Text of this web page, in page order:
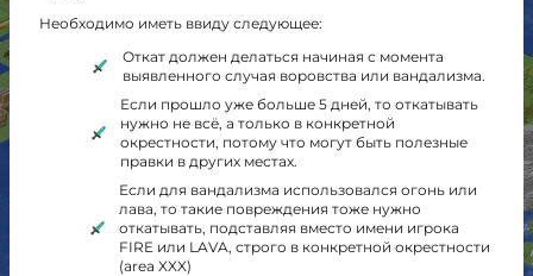
Необходимо иметь ввиду следующее:
Откат должен делаться начиная с момента
выявленного случая воровства или вандализма.
Если прошло уже больше 5 дней, то откатывать
нужно не всё, а только в конкретной
окрестности, потому что могут быть полезные
правки в других местах.
Если для вандализма использовался огонь или
лава, то такие повреждения тоже нужно
откатывать, подставляя вместо имени игрока
FIRE или LAVA, строго в конкретной окрестности
(area XXX)